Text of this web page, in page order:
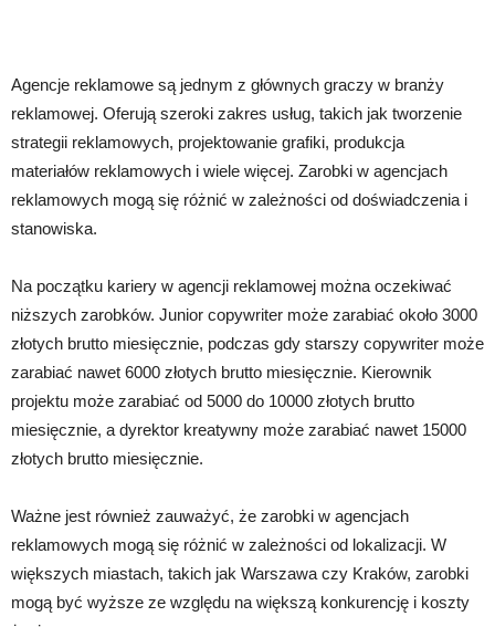
Agencje reklamowe są jednym z głównych graczy w branży
reklamowej. Oferują szeroki zakres usług, takich jak tworzenie
strategii reklamowych, projektowanie grafiki, produkcja
materiałów reklamowych i wiele więcej. Zarobki w agencjach
reklamowych mogą się różnić w zależności od doświadczenia i
stanowiska.
Na początku kariery w agencji reklamowej można oczekiwać
niższych zarobków. Junior copywriter może zarabiać około 3000
złotych brutto miesięcznie, podczas gdy starszy copywriter może
zarabiać nawet 6000 złotych brutto miesięcznie. Kierownik
projektu może zarabiać od 5000 do 10000 złotych brutto
miesięcznie, a dyrektor kreatywny może zarabiać nawet 15000
złotych brutto miesięcznie.
Ważne jest również zauważyć, że zarobki w agencjach
reklamowych mogą się różnić w zależności od lokalizacji. W
większych miastach, takich jak Warszawa czy Kraków, zarobki
mogą być wyższe ze względu na większą konkurencję i koszty